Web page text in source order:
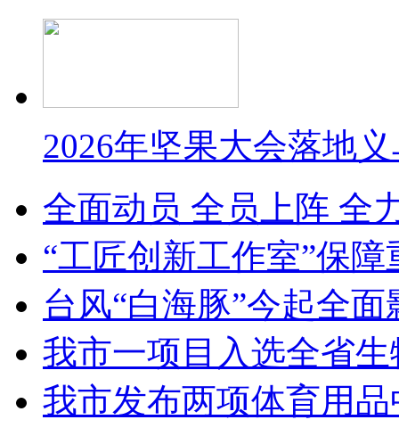
2026年坚果大会落地
全面动员 全员上阵 全
“工匠创新工作室”保
台风“白海豚”今起全面
我市一项目入选全省
我市发布两项体育用